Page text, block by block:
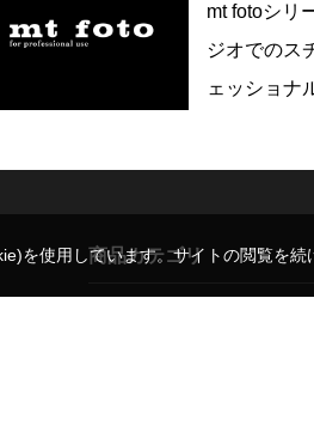
mt fotoシリ
ジオでのス
ェッショナ
商品カテゴリ
を使用しています。サイトの閲覧を